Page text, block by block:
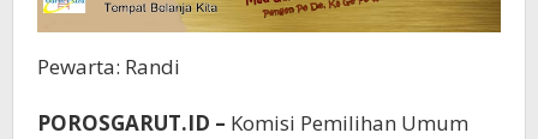
Pewarta: Randi
POROSGARUT.ID – Komisi Pemilihan Umum